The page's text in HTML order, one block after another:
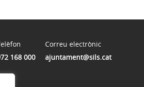
168 000
Correu electrònic
ajuntament@sils.cat